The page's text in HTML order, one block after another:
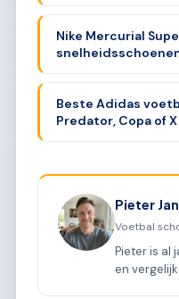
Nike Mercurial
Beste Adidas
Predator, Copa of
Pieter
Voetbal
Pieter is al
en